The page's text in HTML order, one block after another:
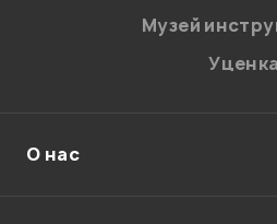
Музей
Уценка
О нас